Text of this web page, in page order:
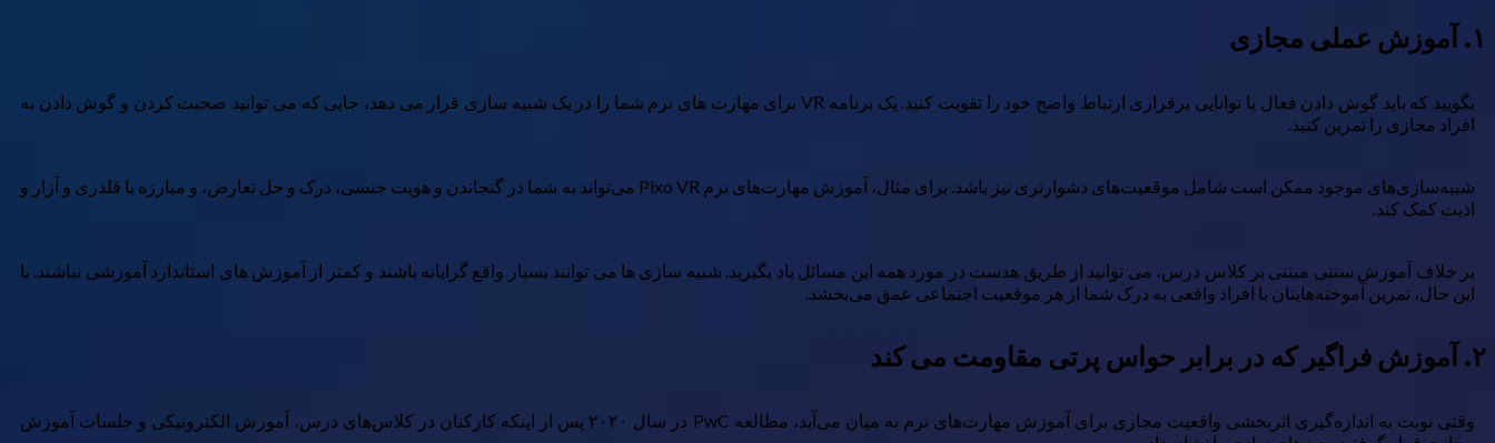
۱. آموزش عملی مجازی
بگویید که باید گوش دادن فعال یا توانایی برقراری ارتباط واضح خود را تقویت کنید. یک برنامه VR برای مهارت های نرم شما را در یک شبیه سازی قرار می دهد، جایی که می توانید صحبت کردن و گوش دادن به
افراد مجازی را تمرین کنید.
شبیه‌سازی‌های موجود ممکن است شامل موقعیت‌های دشوارتری نیز باشد. برای مثال، آموزش مهارت‌های نرم Pixo VR می‌تواند به شما در گنجاندن و هویت جنسی، درک و حل تعارض، و مبارزه با قلدری و آزار و
اذیت کمک کند.
بر خلاف آموزش سنتی مبتنی بر کلاس درس، می توانید از طریق هدست در مورد همه این مسائل یاد بگیرید. شبیه سازی ها می توانند بسیار واقع گرایانه باشند و کمتر از آموزش های استاندارد آموزشی نباشند. با
این حال، تمرین آموخته‌هایتان با افراد واقعی به درک شما از هر موقعیت اجتماعی عمق می‌بخشد.
۲. آموزش فراگیر که در برابر حواس پرتی مقاومت می کند
وقتی نوبت به اندازه‌گیری اثربخشی واقعیت مجازی برای آموزش مهارت‌های نرم به میان می‌آید، مطالعه PwC در سال ۲۰۲۰ پس از اینکه کارکنان در کلاس‌های درس، آموزش الکترونیکی و جلسات آموزش